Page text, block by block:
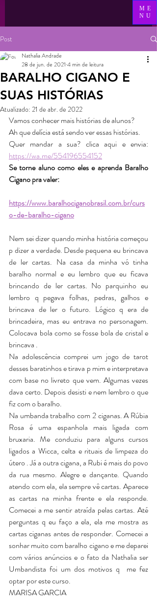
ME
NU
Post
BARALHO CIGANO E
SUAS HISTÓRIAS
Nathalia Andrade
28 de jun. de 2021 4 min de leitura
Atualizado: 21 de abr. de 2022
Vamos conhecer mais histórias de alunos?
Ah que delícia está sendo ver essas histórias.
https://wa.me/554196554152
Se torne aluno como eles e aprenda Baralho
Cigano pra valer:
https://www.baralhociganobrasil.com.br/curs
o-de-baralho-cigano
Nem sei dizer quando minha história começou
p dizer a verdade. Desde pequena eu brincava
de ler cartas. Na casa da minha vó tinha
baralho normal e eu lembro que eu ficava
brincando de ler cartas. No parquinho eu
lembro q pegava folhas, pedras, galhos e
brincava de ler o futuro. Lógico q era de
brincadeira, mas eu entrava no personagem.
Colocava bola como se fosse bola de cristal e
brincava .
Na adolescência comprei um jogo de tarot
desses baratinhos e tirava p mim e interpretava
com base no livreto que vem. Algumas vezes
dava certo. Depois desisti e nem lembro o que
fiz com o baralho.
Na umbanda trabalho com 2 ciganas. A Rúbia
Rosa é uma espanhola mais ligada com
bruxaria. Me conduziu para alguns cursos
ligados a Wicca, celta e rituais de limpeza do
útero . Já a outra cigana, a Rubi é mais do povo
da rua mesmo. Alegre e dançante. Quando
atendo com ela, ela sempre vê cartas. Aparece
as cartas na minha frente e ela responde.
Comecei a me sentir atraída pelas cartas. Até
perguntas q eu faço a ela, ela me mostra as
cartas ciganas antes de responder. Comecei a
sonhar muito com baralho cigano e me deparei
com vários anúncios e o fato da Nathalia ser
Umbandista foi um dos motivos q  me fez
optar por este curso.
MARISA GARCIA